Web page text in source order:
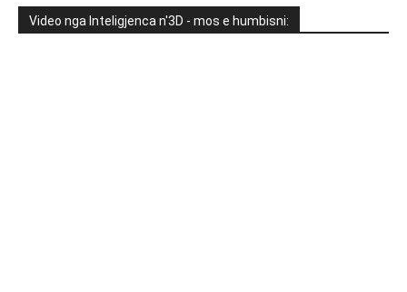
Video nga Inteligjenca n'3D - mos e humbisni: